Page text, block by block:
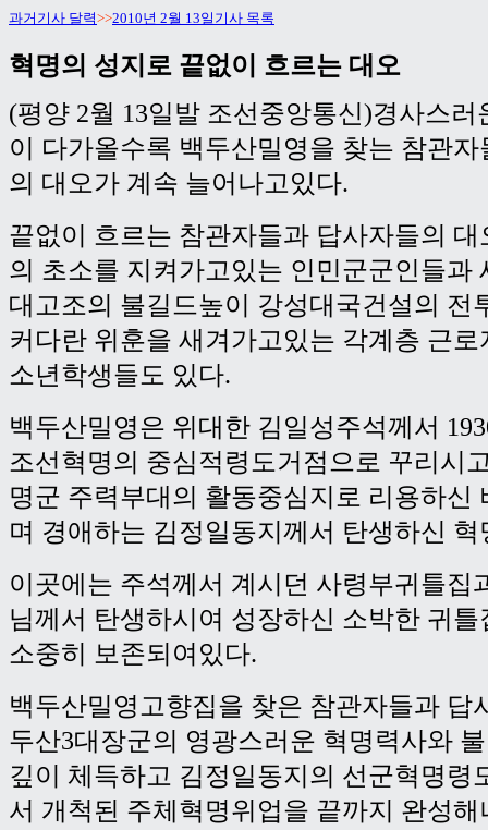
과거기사 달력>>2010년 2월 13일기사 목록
혁명의 성지로 끝없이 흐르는 대오
(평양 2월 13일발 조선중앙통신)경사스러
이 다가올수록 백두산밀영을 찾는 참관
의 대오가 계속 늘어나고있다.
끝없이 흐르는 참관자들과 답사자들의
의 초소를 지켜가고있는 인민군군인들과
대고조의 불길드높이 강성대국건설의 전
커다란 위훈을 새겨가고있는 각계층 근
소년학생들도 있다.
백두산밀영은 위대한 김일성주석께서
조선혁명의 중심적령도거점으로 꾸리시
명군 주력부대의 활동중심지로 리용하신
며 경애하는 김정일동지께서 탄생하신
이곳에는 주석께서 계시던 사령부귀틀집
님께서 탄생하시여 성장하신 소박한 귀
소중히 보존되여있다.
백두산밀영고향집을 찾은 참관자들과 답
두산3대장군의 영광스러운 혁명력사와
깊이 체득하고 김정일동지의 선군혁명령
서 개척된 주체혁명위업을 끝까지 완성